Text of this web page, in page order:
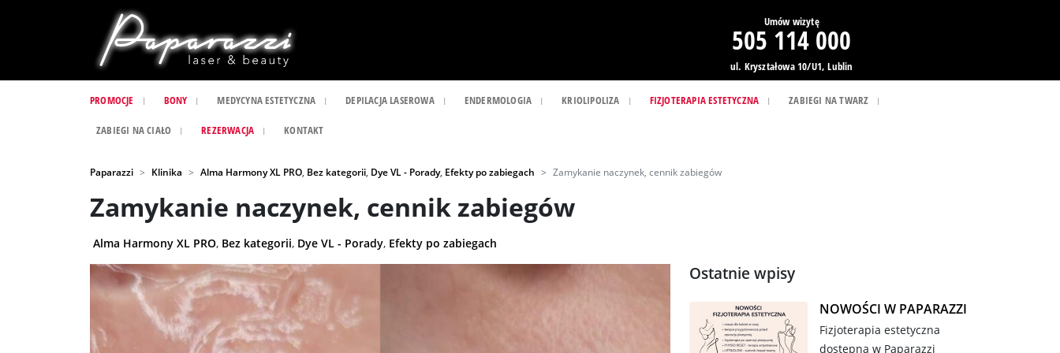
Umów wizytę
505 114 000
ul. Kryształowa 10/U1, Lublin
PROMOCJE BONY MEDYCYNA ESTETYCZNA DEPILACJA LASEROWA ENDERMOLOGIA KRIOLIPOLIZA FIZJOTERAPIA ESTETYCZNA ZABIEGI NA TWARZ
ZABIEGI NA CIAŁO REZERWACJA KONTAKT
Paparazzi Klinika Alma Harmony XL PRO, Bez kategorii, Dye VL - Porady, Efekty po zabiegach Zamykanie naczynek, cennik zabiegów
Zamykanie naczynek, cennik zabiegów
Alma Harmony XL PRO, Bez kategorii, Dye VL - Porady, Efekty po zabiegach
Ostatnie wpisy
NOWOŚCI W PAPARAZZI
Fizjoterapia estetyczna
dostępna w Paparazzi